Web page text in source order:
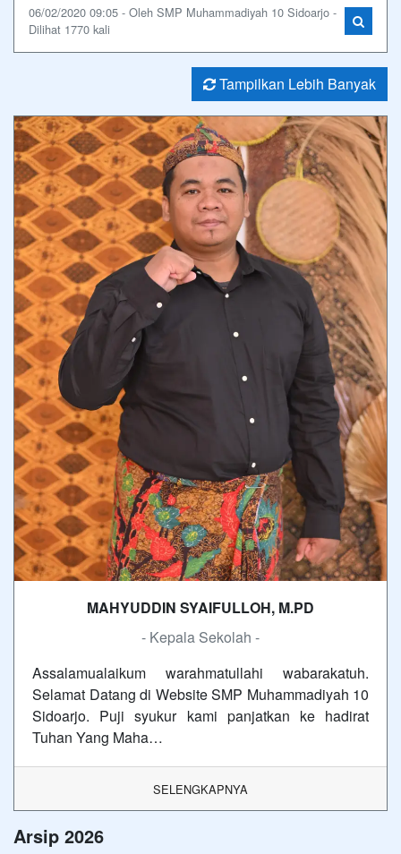
06/02/2020 09:05 - Oleh SMP Muhammadiyah 10 Sidoarjo -
Dilihat 1770 kali
Tampilkan Lebih Banyak
MAHYUDDIN SYAIFULLOH, M.PD
- Kepala Sekolah -
Assalamualaikum warahmatullahi wabarakatuh.
Selamat Datang di Website SMP Muhammadiyah 10
Sidoarjo. Puji syukur kami panjatkan ke hadirat
Tuhan Yang Maha…
SELENGKAPNYA
Arsip 2026